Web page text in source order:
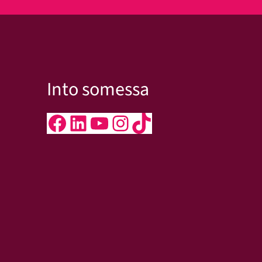
Into somessa
Facebook LinkedIn YouTube InstagramTikTok